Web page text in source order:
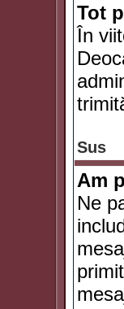
Tot
În
Sus
Am
Ne